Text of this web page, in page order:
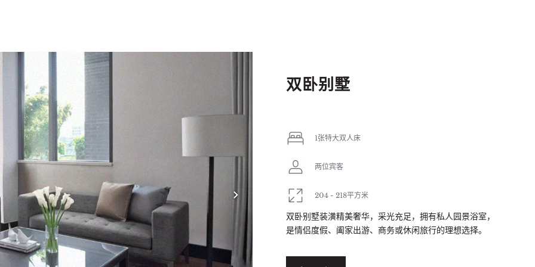
双卧别墅
1张特大双人床
两位宾客
204 - 218平方米
双卧别墅装潢精美奢华，采光充足，拥有私人园景浴室，
是情侣度假、阖家出游、商务或休闲旅行的理想选择。